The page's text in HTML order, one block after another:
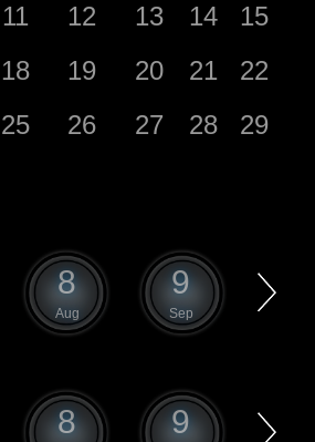
11 12 13 14
15
18 19 20 21
22
25 26 27 28
29
8
Aug
9
Sep
8 9